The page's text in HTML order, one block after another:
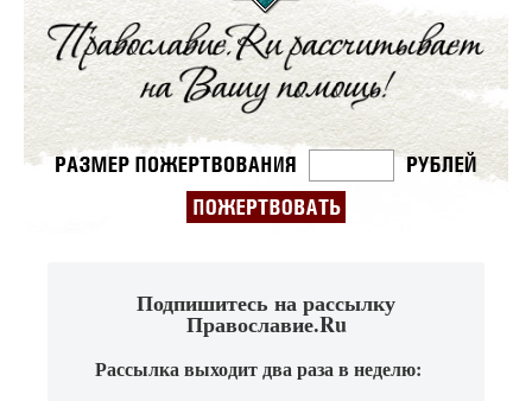
Подпишитесь на рассылку
Православие.Ru
Рассылка выходит два раза в неделю: